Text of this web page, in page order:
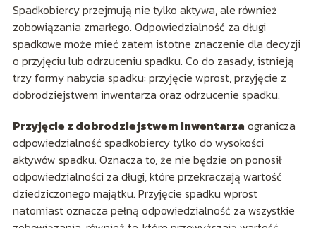
Spadkobiercy przejmują nie tylko aktywa, ale również
zobowiązania zmarłego. Odpowiedzialność za długi
spadkowe może mieć zatem istotne znaczenie dla decyzji
o przyjęciu lub odrzuceniu spadku. Co do zasady, istnieją
trzy formy nabycia spadku: przyjęcie wprost, przyjęcie z
dobrodziejstwem inwentarza oraz odrzucenie spadku.
Przyjęcie z dobrodziejstwem inwentarza ogranicza
odpowiedzialność spadkobiercy tylko do wysokości
aktywów spadku. Oznacza to, że nie będzie on ponosił
odpowiedzialności za długi, które przekraczają wartość
dziedziczonego majątku. Przyjęcie spadku wprost
natomiast oznacza pełną odpowiedzialność za wszystkie